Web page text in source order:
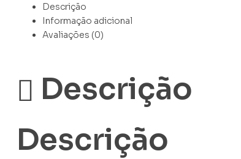
Descrição
Informação adicional
Avaliações (0)
Descrição
Descrição